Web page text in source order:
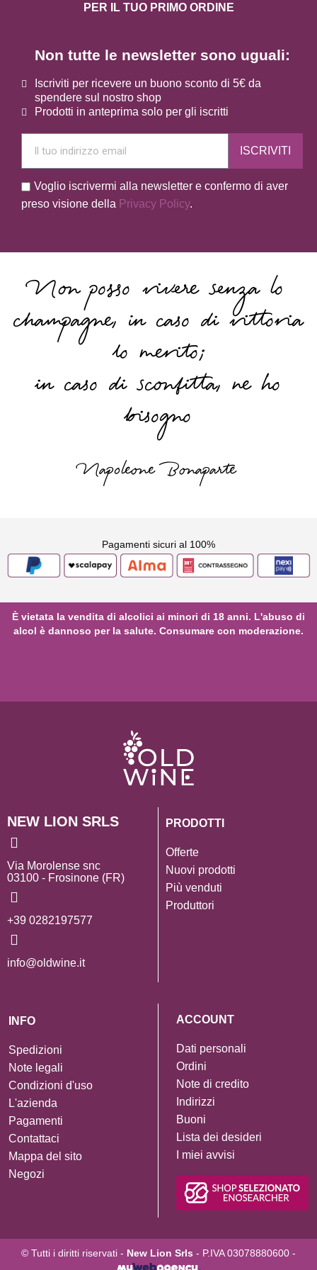
Non tutte le newsletter sono uguali:
Iscriviti per ricevere un buono sconto di 5€ da
spendere sul nostro shop
Prodotti in anteprima solo per gli iscritti
ISCRIVITI
Voglio iscrivermi alla newsletter e confermo di aver
preso visione della Privacy Policy.
PER IL TUO PRIMO ORDINE
Non posso vivere senza lo
champagne, in caso di vittoria
lo merito;
in caso di sconfitta, ne ho
bisogno
Napoleone Bonaparte
Pagamenti sicuri al 100%
È vietata la vendita di alcolici ai minori di 18 anni. L'abuso di
alcol è dannoso per la salute. Consumare con moderazione.
NEW LION SRLS
Via Morolense snc
03100 - Frosinone (FR)
+39 0282197577
info@oldwine.it
PRODOTTI
Offerte
Nuovi prodotti
Più venduti
Produttori
INFO
Spedizioni
Note legali
Condizioni d'uso
L'azienda
Pagamenti
Contattaci
Mappa del sito
Negozi
ACCOUNT
Dati personali
Ordini
Note di credito
Indirizzi
Buoni
Lista dei desideri
I miei avvisi
© Tutti i diritti riservati - New Lion Srls - P.IVA 03078880600 -